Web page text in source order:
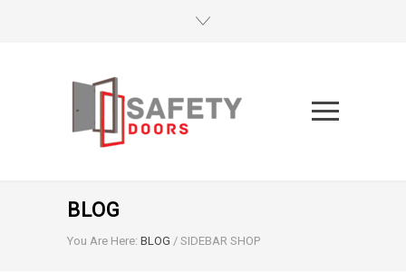
BLOG
You Are Here: BLOG / SIDEBAR SHOP